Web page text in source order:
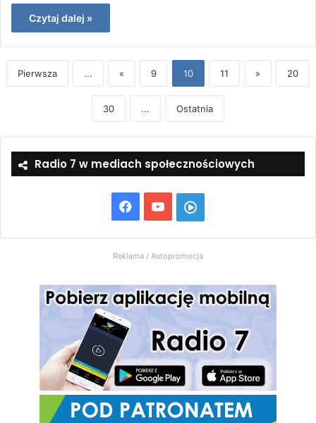
Czytaj dalej »
Pierwsza ... « 9 10 11 » 20
30 ... Ostatnia
Radio 7 w mediach społecznościowych
Facebook
YouTubeWłącz
Radio
7
Reklama / Autopromocja